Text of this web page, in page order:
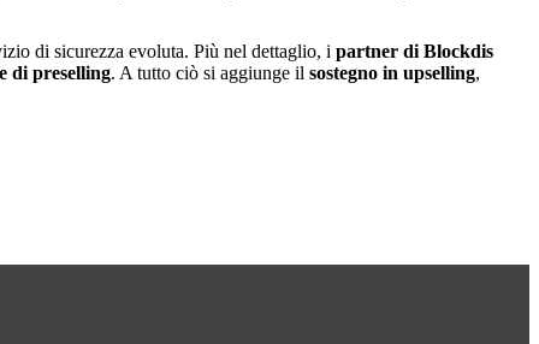
di sicurezza evoluta. Più nel dettaglio, i partner di Blockdis
di preselling. A tutto ciò si aggiunge il sostegno in upselling,